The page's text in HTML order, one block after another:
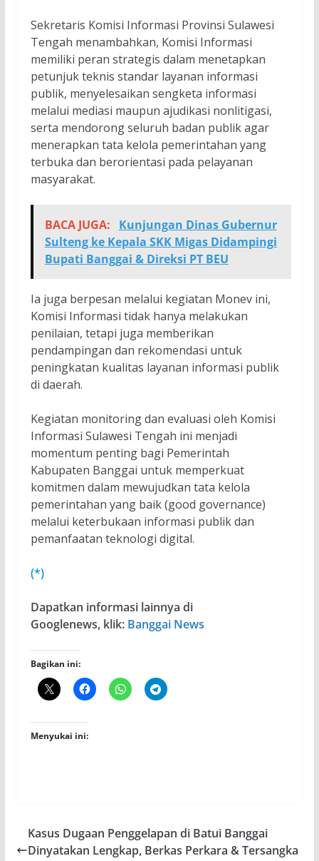
Sekretaris Komisi Informasi Provinsi Sulawesi
Tengah menambahkan, Komisi Informasi
memiliki peran strategis dalam menetapkan
petunjuk teknis standar layanan informasi
publik, menyelesaikan sengketa informasi
melalui mediasi maupun ajudikasi nonlitigasi,
serta mendorong seluruh badan publik agar
menerapkan tata kelola pemerintahan yang
terbuka dan berorientasi pada pelayanan
masyarakat.
BACA JUGA:
Kunjungan Dinas Gubernur
Sulteng ke Kepala SKK Migas Didampingi
Bupati Banggai & Direksi PT BEU
Ia juga berpesan melalui kegiatan Monev ini,
Komisi Informasi tidak hanya melakukan
penilaian, tetapi juga memberikan
pendampingan dan rekomendasi untuk
peningkatan kualitas layanan informasi publik
di daerah.
Kegiatan monitoring dan evaluasi oleh Komisi
Informasi Sulawesi Tengah ini menjadi
momentum penting bagi Pemerintah
Kabupaten Banggai untuk memperkuat
komitmen dalam mewujudkan tata kelola
pemerintahan yang baik (good governance)
melalui keterbukaan informasi publik dan
pemanfaatan teknologi digital.
(*)
Dapatkan informasi lainnya di
Googlenews, klik: Banggai News
Bagikan ini:
Menyukai ini:
Kasus Dugaan Penggelapan di Batui Banggai
Dinyatakan Lengkap, Berkas Perkara & Tersangka